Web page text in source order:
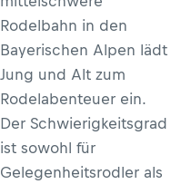
Rodelbahn in den
Bayerischen Alpen lädt
Jung und Alt zum
Rodelabenteuer ein.
Der Schwierigkeitsgrad
ist sowohl für
Gelegenheitsrodler als